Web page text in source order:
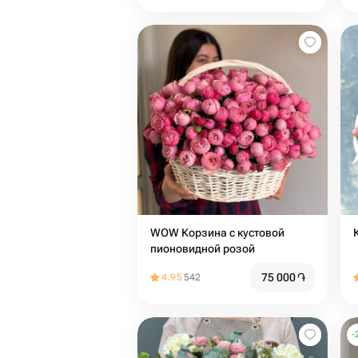
WOW Корзина с кустовой
пионовидной розой
4.95542 75 000֏
-